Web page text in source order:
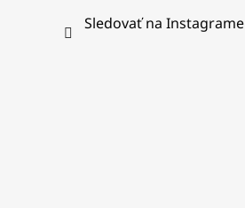
Sledovať na Instagrame